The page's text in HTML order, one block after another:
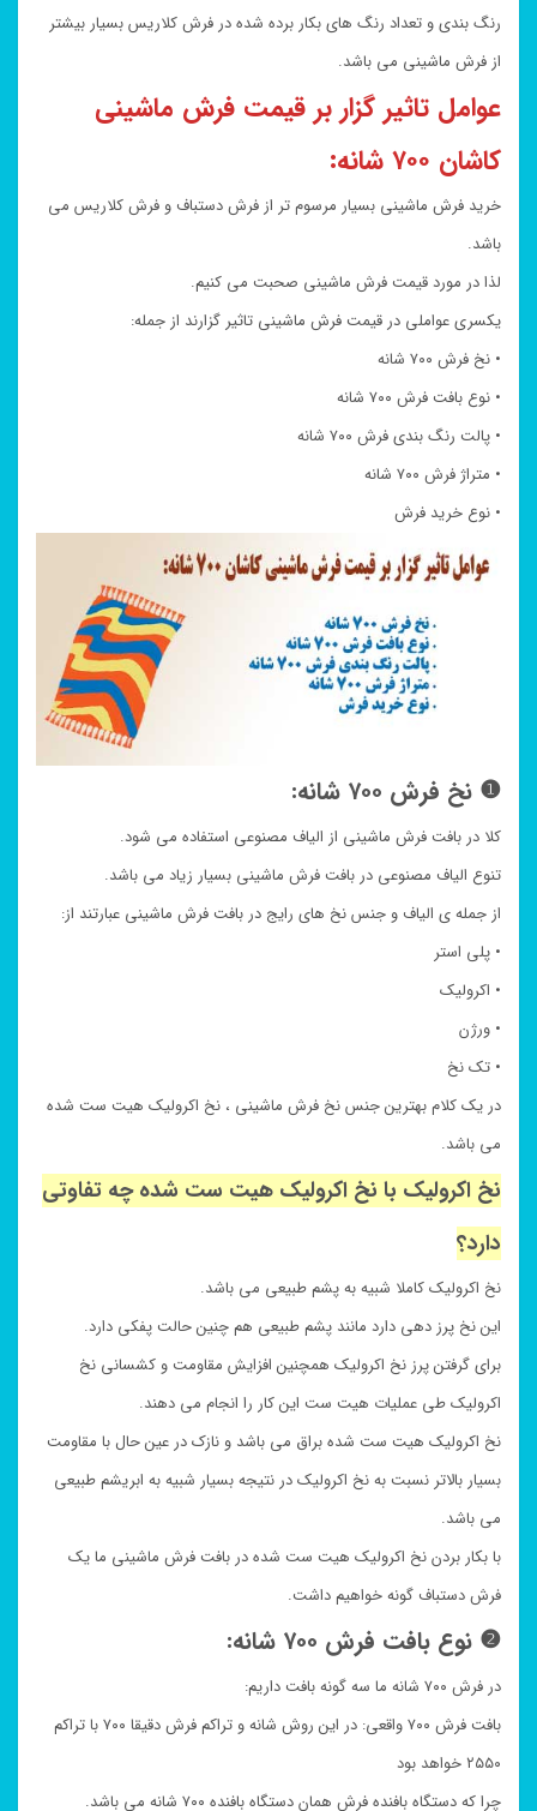
رنگ بندی و تعداد رنگ های بکار برده شده در فرش کلاریس بسیار بیشتر
از فرش ماشینی می باشد.
عوامل تاثیر گزار بر قیمت فرش ماشینی
کاشان ۷۰۰ شانه:
خرید فرش ماشینی بسیار مرسوم تر از فرش دستباف و فرش کلاریس می
باشد.
لذا در مورد قیمت فرش ماشینی صحبت می کنیم.
یکسری عواملی در قیمت فرش ماشینی تاثیر گزارند از جمله:
• نخ فرش ۷۰۰ شانه
• نوع بافت فرش ۷۰۰ شانه
• پالت رنگ بندی فرش ۷۰۰ شانه
• متراژ فرش ۷۰۰ شانه
• نوع خرید فرش
❶ نخ فرش ۷۰۰ شانه:
کلا در بافت فرش ماشینی از الیاف مصنوعی استفاده می شود.
تنوع الیاف مصنوعی در بافت فرش ماشینی بسیار زیاد می باشد.
از جمله ی الیاف و جنس نخ های رایج در بافت فرش ماشینی عبارتند از:
• پلی استر
• اکرولیک
• ورژن
• تک نخ
در یک کلام بهترین جنس نخ فرش ماشینی ، نخ اکرولیک هیت ست شده
می باشد.
نخ اکرولیک با نخ اکرولیک هیت ست شده چه تفاوتی
دارد؟
نخ اکرولیک کاملا شبیه به پشم طبیعی می باشد.
این نخ پرز دهی دارد مانند پشم طبیعی هم چنین حالت پفکی دارد.
برای گرفتن پرز نخ اکرولیک همچنین افزایش مقاومت و کشسانی نخ
اکرولیک طی عملیات هیت ست این کار را انجام می دهند.
نخ اکرولیک هیت ست شده براق می باشد و نازک در عین حال با مقاومت
بسیار بالاتر نسبت به نخ اکرولیک در نتیجه بسیار شبیه به ابریشم طبیعی
می باشد.
با بکار بردن نخ اکرولیک هیت ست شده در بافت فرش ماشینی ما یک
فرش دستباف گونه خواهیم داشت.
❷ نوع بافت فرش ۷۰۰ شانه:
در فرش ۷۰۰ شانه ما سه گونه بافت داریم:
بافت فرش ۷۰۰ واقعی: در این روش شانه و تراکم فرش دقیقا ۷۰۰ با تراکم
۲۵۵۰ خواهد بود
چرا که دستگاه بافنده فرش همان دستگاه بافنده ۷۰۰ شانه می باشد.